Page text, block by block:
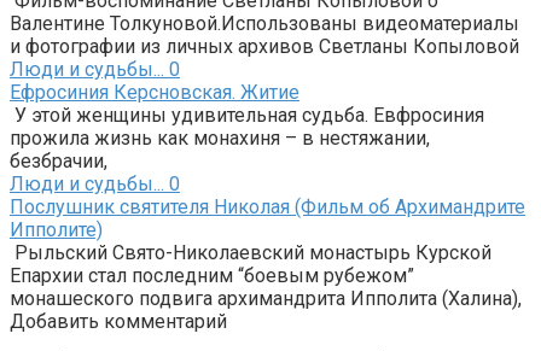
Валентине Толкуновой.Использованы видеоматериалы
и фотографии из личных архивов Светланы Копыловой
Люди и судьбы... 0
Ефросиния Керсновская. Житие
У этой женщины удивительная судьба. Евфросиния
прожила жизнь как монахиня – в нестяжании,
безбрачии,
Люди и судьбы... 0
Послушник святителя Николая (Фильм об Архимандрите
Ипполите)
Рыльский Свято-Николаевский монастырь Курской
Епархии стал последним “боевым рубежом”
монашеского подвига архимандрита Ипполита (Халина),
Добавить комментарий